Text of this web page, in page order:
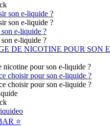
son e-liquide ?
son e-liquide ?
e-liquide ?
e-liquide ?
DE NICOTINE POUR SON
nicotine pour son e-liquide ?
choisir pour son e-liquide ?
choisir pour son e-liquide ?
⭐️